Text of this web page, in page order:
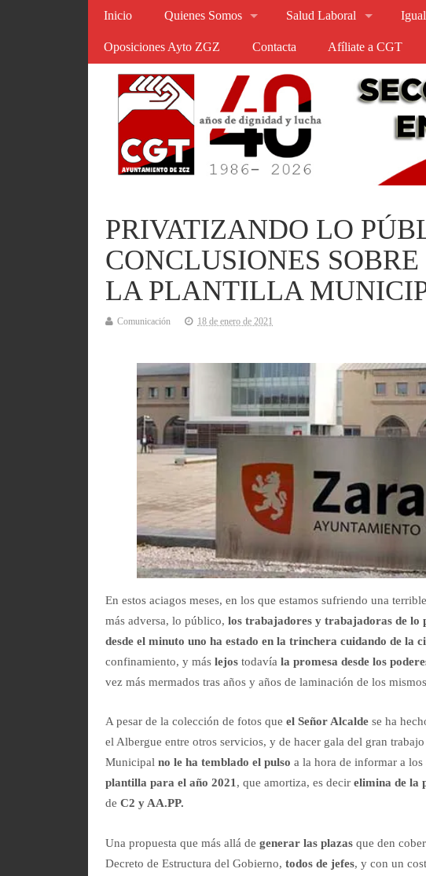
Inicio Quienes Somos Salud Laboral
Oposiciones Ayto ZGZ Contacta Afíliate a CGT
PRIVATIZANDO LO
CONCLUSIONES
LA PLANTILLA
Comunicación 18 de enero de 2021
En estos aciagos meses, en los que estamos sufriendo una
más adversa, lo público,los trabajadores y trabajadoras de lo
desde el minuto uno ha estado en la trinchera cuidando de la
confinamiento, y máslejos todavíala promesa desde los
vez más mermados tras años y años de laminación de los
A pesar de la colección de fotos queel Señor Alcalde se ha
el Albergue entre otros servicios, y de hacer gala del gran
Municipalno le ha temblado el pulso a la hora de informar a
plantilla para el año 2021, que amortiza, es decirelimina de la
deC2 y AA.PP.
Una propuesta que más allá degenerar las plazas que den
Decreto de Estructura del Gobierno,todos de jefes, y con un